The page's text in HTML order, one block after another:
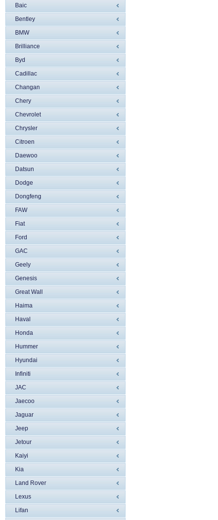
Baic
Bentley
BMW
Brilliance
Byd
Cadillac
Changan
Chery
Chevrolet
Chrysler
Citroen
Daewoo
Datsun
Dodge
Dongfeng
FAW
Fiat
Ford
GAC
Geely
Genesis
Great Wall
Haima
Haval
Honda
Hummer
Hyundai
Infiniti
JAC
Jaecoo
Jaguar
Jeep
Jetour
Kaiyi
Kia
Land Rover
Lexus
Lifan